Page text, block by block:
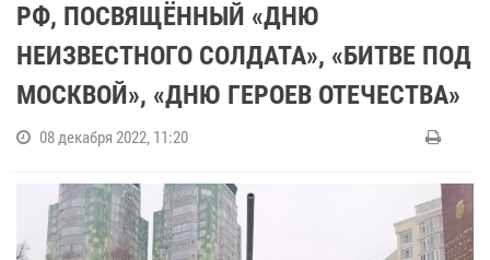
РФ, ПОСВЯЩЁННЫЙ «ДНЮ
НЕИЗВЕСТНОГО СОЛДАТА», «БИТВЕ ПОД
МОСКВОЙ», «ДНЮ ГЕРОЕВ ОТЕЧЕСТВА»
08 декабря 2022, 11:20